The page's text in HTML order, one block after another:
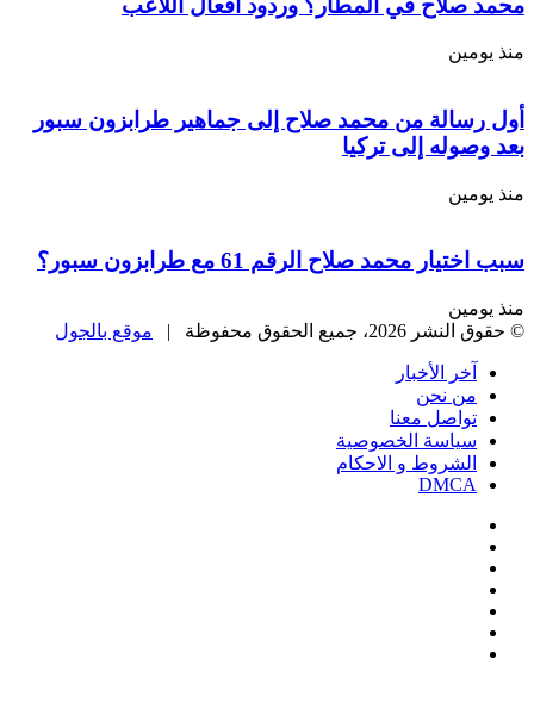
منذ يومين
أول رسالة من محمد صلاح إلى جماهير طرابزون سبور
بعد وصوله إلى تركيا
منذ يومين
سبب اختيار محمد صلاح الرقم 61 مع طرابزون سبور؟
منذ يومين
© حقوق النشر 2026، جميع الحقوق محفوظة |
موقع بالجول
آخر الأخبار
من نحن
تواصل معنا
سياسة الخصوصية
الشروط و الاحكام
DMCA